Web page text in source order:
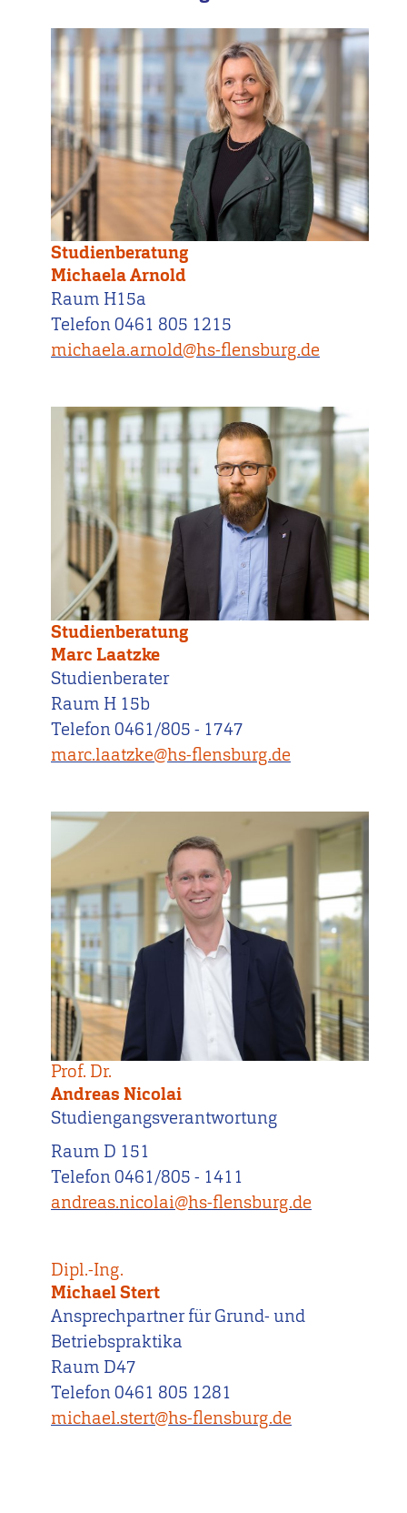
Studienberatung
Michaela Arnold
Raum H15a
Telefon 0461 805 1215
michaela.arnold@hs-flensburg.de
Studienberatung
Marc Laatzke
Studienberater
Raum H 15b
Telefon 0461/805 - 1747
marc.laatzke@hs-flensburg.de
Prof. Dr.
Andreas Nicolai
Studiengangsverantwortung
Raum D 151
Telefon 0461/805 - 1411
andreas.nicolai@hs-flensburg.de
Dipl.-Ing.
Michael Stert
Ansprechpartner für Grund- und
Betriebspraktika
Raum D47
Telefon 0461 805 1281
michael.stert@hs-flensburg.de